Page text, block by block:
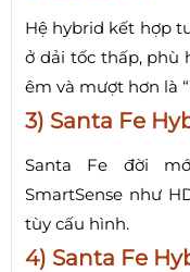
Hệ hybrid kết hợp
ở dải tốc thấp, phù
êm và mượt hơn là
3) Santa Fe
Santa Fe đời
SmartSense như
tùy cấu hình.
4) Santa Fe